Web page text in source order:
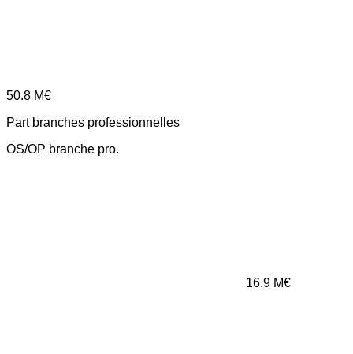
50.8 M€
Part branches professionnelles
OS/OP branche pro.
16.9 M€